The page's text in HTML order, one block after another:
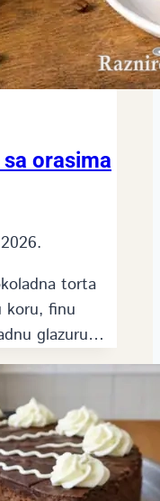
orasima
torta
koru, finu
glazuru…